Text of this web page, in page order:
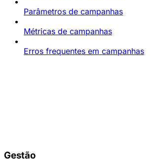
Parâmetros de campanhas
Métricas de campanhas
Erros frequentes em campanhas
Gestão